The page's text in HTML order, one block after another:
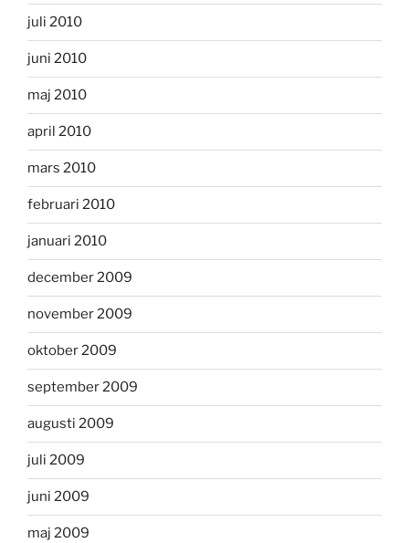
juli 2010
juni 2010
maj 2010
april 2010
mars 2010
februari 2010
januari 2010
december 2009
november 2009
oktober 2009
september 2009
augusti 2009
juli 2009
juni 2009
maj 2009